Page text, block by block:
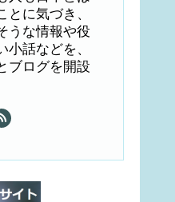
とに気づき、
うな情報や役
小話などを、
ブログを開設